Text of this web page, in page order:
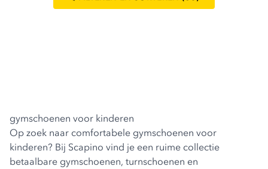
gymschoenen voor kinderen
Op zoek naar comfortabele gymschoenen voor
kinderen? Bij Scapino vind je een ruime collectie
betaalbare gymschoenen, turnschoenen en